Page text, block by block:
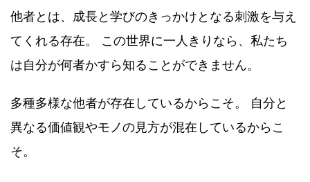
他者とは、成長と学びのきっかけとなる刺激を与え
てくれる存在。 この世界に一人きりなら、私たち
は自分が何者かすら知ることができません。
多種多様な他者が存在しているからこそ。 自分と
異なる価値観やモノの見方が混在しているからこ
そ。